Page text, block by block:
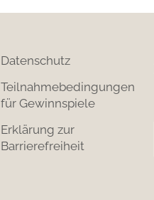
Datenschutz
Teilnahmebedingungen
für Gewinnspiele
Erklärung zur
Barrierefreiheit